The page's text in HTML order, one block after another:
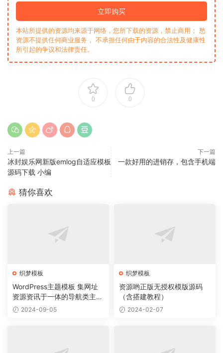
立即购买
本站所提供的资源均来源于网络，您所下载的资源，禁止商用； 愁
资源不提供任何商业服务， 不承担任何由于内容的合法性及健康性
所引起的争议和法律责任。
0 0
上一篇
冰封娱乐网新版emlog自适应模板
源码下载 小编
下一篇
一款好用的进销存，包含手机端
猜你喜欢
织梦模板
WordPress主题模板 集网址
资源资讯于一体的导航类主题
导航主题垂直行业模板
2024-09-05
织梦模板
资源哟正版无授权模版源码
（含搭建教程）
2024-02-07